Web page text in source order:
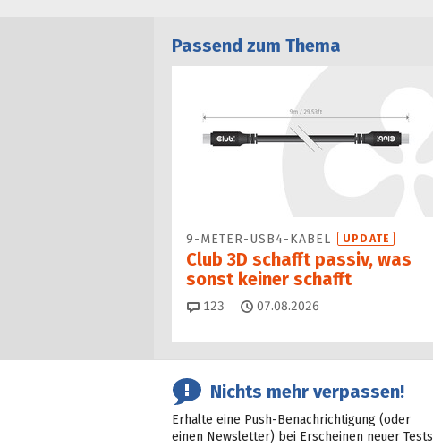
Passend zum Thema
9-METER-USB4-KABEL UPDATE
Club 3D schafft passiv, was
sonst keiner schafft
123 Kommentare
07.08.2026
Nichts mehr verpassen!
Erhalte eine Push-Benachrichtigung (oder
einen Newsletter) bei Erscheinen neuer Tests